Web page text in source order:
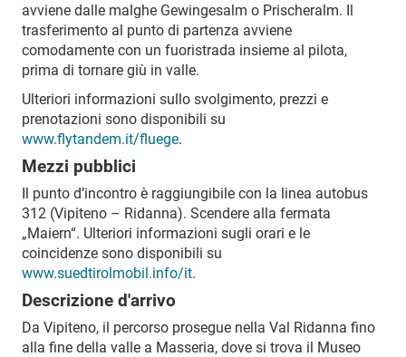
avviene dalle malghe Gewingesalm o Prischeralm. Il
trasferimento al punto di partenza avviene
comodamente con un fuoristrada insieme al pilota,
prima di tornare giù in valle.
Ulteriori informazioni sullo svolgimento, prezzi e
prenotazioni sono disponibili su
www.flytandem.it/fluege.
Mezzi pubblici
Il punto d’incontro è raggiungibile con la linea autobus
312 (Vipiteno – Ridanna). Scendere alla fermata
„Maiern“. Ulteriori informazioni sugli orari e le
coincidenze sono disponibili su
www.suedtirolmobil.info/it.
Descrizione d'arrivo
Da Vipiteno, il percorso prosegue nella Val Ridanna fino
alla fine della valle a Masseria, dove si trova il Museo